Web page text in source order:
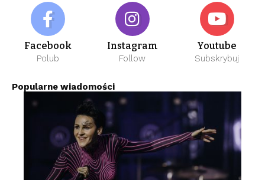
Facebook
Polub
Instagram
Follow
Youtube
Subskrybuj
Popularne wiadomości